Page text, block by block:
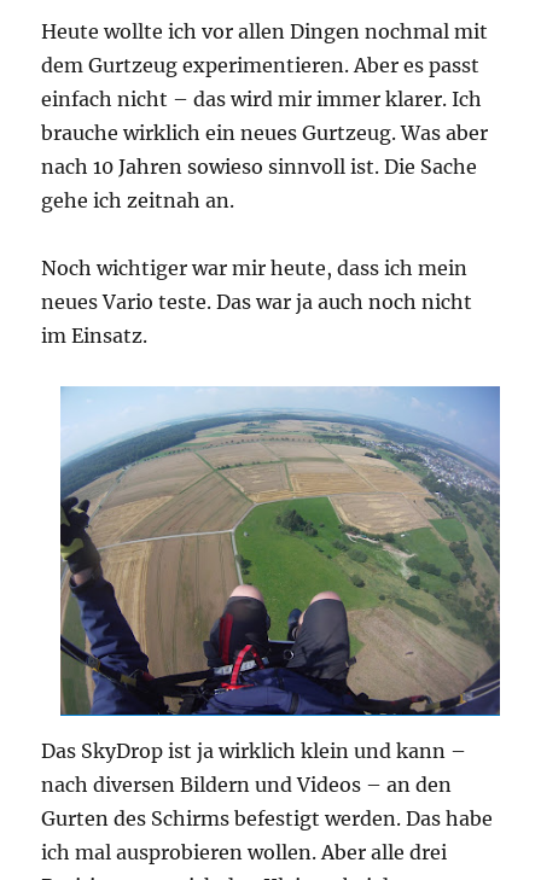
Heute wollte ich vor allen Dingen nochmal mit
dem Gurtzeug experimentieren. Aber es passt
einfach nicht – das wird mir immer klarer. Ich
brauche wirklich ein neues Gurtzeug. Was aber
nach 10 Jahren sowieso sinnvoll ist. Die Sache
gehe ich zeitnah an.
Noch wichtiger war mir heute, dass ich mein
neues Vario teste. Das war ja auch noch nicht
im Einsatz.
Das SkyDrop ist ja wirklich klein und kann –
nach diversen Bildern und Videos – an den
Gurten des Schirms befestigt werden. Das habe
ich mal ausprobieren wollen. Aber alle drei